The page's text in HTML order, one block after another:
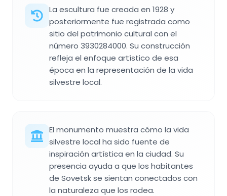
La escultura fue creada en 1928 y
posteriormente fue registrada como
sitio del patrimonio cultural con el
número 3930284000. Su construcción
refleja el enfoque artístico de esa
época en la representación de la vida
silvestre local.
El monumento muestra cómo la vida
silvestre local ha sido fuente de
inspiración artística en la ciudad. Su
presencia ayuda a que los habitantes
de Sovetsk se sientan conectados con
la naturaleza que los rodea.